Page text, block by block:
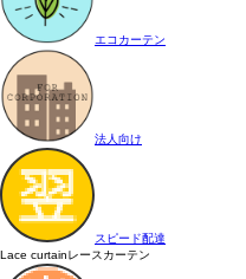
エコカーテン
法人向け
スピード配達
Lace curtainレースカーテン